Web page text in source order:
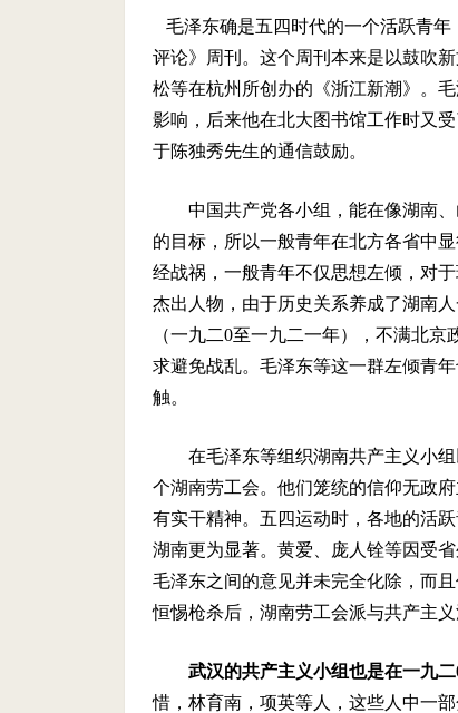
毛泽东确是五四时代的一个活跃青
评论》周刊。这个周刊本来是以鼓吹
松等在杭州所创办的《浙江新潮》
。
影响，后来他在北大图书馆工作时又
于陈独秀先生的通信鼓励。
中国共产党各小组，能在像湖南
的目标，所以一般青年在北方各省中
经战祸，一般青年不仅思想左倾，对
杰出人物，由于历史关系养成了湖南
（一九二0至一九二一年），不满北京
求避免战乱。毛泽东等这一群左倾青
触。
在毛泽东等组织湖南共产主义小
个湖南劳工会。他们笼统的信仰无政
有实干精神。五四运动时，各地的活
湖南更为显著。黄爱、庞人铨等因受
毛泽东之间的意见并未完全化除，而
恒惕枪杀后，湖南劳工会派与共产主义
武汉的共产主义小组也是在一九二
惜，林育南，项英等人，这些人中一